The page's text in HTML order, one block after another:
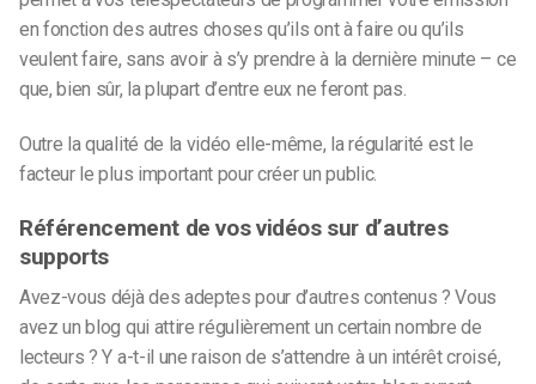
en fonction des autres choses qu’ils ont à faire ou qu’ils
veulent faire, sans avoir à s’y prendre à la dernière minute – ce
que, bien sûr, la plupart d’entre eux ne feront pas.
Outre la qualité de la vidéo elle-même, la régularité est le
facteur le plus important pour créer un public.
Référencement de vos vidéos sur d’autres
supports
Avez-vous déjà des adeptes pour d’autres contenus ? Vous
avez un blog qui attire régulièrement un certain nombre de
lecteurs ? Y a-t-il une raison de s’attendre à un intérêt croisé,